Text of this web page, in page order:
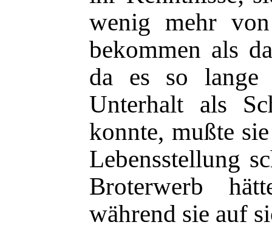
wenig mehr
bekommen als
da es so lange
Unterhalt als
konnte, mußte
Lebensstellung
Broterwerb
während sie auf